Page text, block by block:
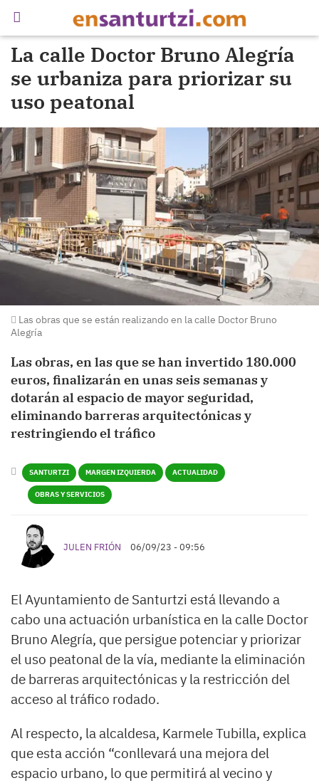
La calle Doctor Bruno Alegría
se urbaniza para priorizar su
uso peatonal
Las obras que se están realizando en la calle Doctor Bruno
Alegría
Las obras, en las que se han invertido 180.000
euros, finalizarán en unas seis semanas y
dotarán al espacio de mayor seguridad,
eliminando barreras arquitectónicas y
restringiendo el tráfico
SANTURTZI MARGEN IZQUIERDA ACTUALIDAD
OBRAS Y SERVICIOS
JULEN FRIÓN 06/09/23 - 09:56
El Ayuntamiento de Santurtzi está llevando a
cabo una actuación urbanística en la calle Doctor
Bruno Alegría, que persigue potenciar y priorizar
el uso peatonal de la vía, mediante la eliminación
de barreras arquitectónicas y la restricción del
acceso al tráfico rodado.
Al respecto, la alcaldesa, Karmele Tubilla, explica
que esta acción “conllevará una mejora del
espacio urbano, lo que permitirá al vecino y